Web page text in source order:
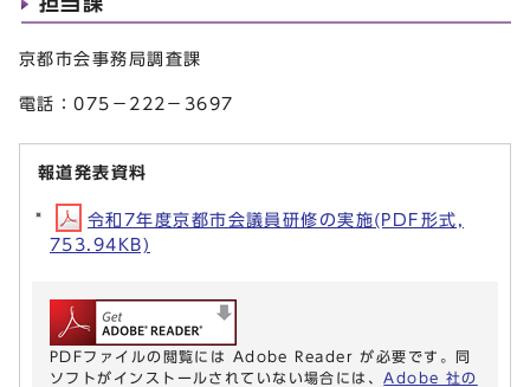
京都市会事務局調査課
電話：075－222－3697
報道発表資料
令和7年度京都市会議員研修の実施(PDF形式,
753.94KB)
PDFファイルの閲覧には Adobe Reader が必要です。同
ソフトがインストールされていない場合には、 Adobe 社の